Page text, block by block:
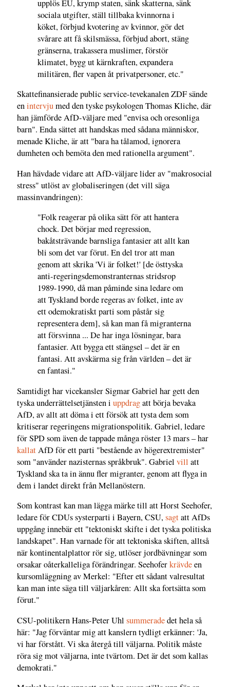
upplös EU, krymp staten, sänk skatterna, sänk
sociala utgifter, ställ tillbaka kvinnorna i
köket, förbjud kvotering av kvinnor, gör det
svårare att få skilsmässa, förbjud abort, stäng
gränserna, trakassera muslimer, förstör
klimatet, bygg ut kärnkraften, expandera
militären, fler vapen åt privatpersoner, etc."
Skattefinansierade public service-tevekanalen ZDF sände
enintervjumed den tyske psykologen Thomas Kliche, där
han jämförde AfD-väljare med "envisa och oresonliga
barn". Enda sättet att handskas med sådana människor,
menade Kliche, är att "bara ha tålamod, ignorera
dumheten och bemöta den med rationella argument".
Han hävdade vidare att AfD-väljare lider av "makrosocial
stress" utlöst av globaliseringen (det vill säga
massinvandringen):
"Folk reagerar på olika sätt för att hantera
chock. Det börjar med regression,
bakåtsträvande barnsliga fantasier att allt kan
bli som det var förut. En del tror att man
genom att skrika 'Vi är folket!' [de östtyska
anti-regeringsdemonstranternas stridsrop
1989-1990, då man påminde sina ledare om
att Tyskland borde regeras av folket, inte av
ett odemokratiskt parti som påstår sig
representera dem], så kan man få migranterna
att försvinna ... De har inga lösningar, bara
fantasier. Att bygga ett stängsel – det är en
fantasi. Att avskärma sig från världen – det är
en fantasi."
Samtidigt har vicekansler Sigmar Gabriel har gett den
tyska underrättelsetjänsten i uppdragatt börja bevaka
AfD, av allt att döma i ett försök att tysta dem som
kritiserar regeringens migrationspolitik. Gabriel, ledare
för SPD som även de tappade många röster 13 mars – har
kallatAfD för ett parti "bestående av högerextremister"
som "använder nazisternas språkbruk". Gabriel vill att
Tyskland ska ta in ännu fler migranter, genom att flyga in
dem i landet direkt från Mellanöstern.
Som kontrast kan man lägga märke till att Horst Seehofer,
ledare för CDUs systerparti i Bayern, CSU,sagtatt AfDs
uppgång innebär ett "tektoniskt skifte i det tyska politiska
landskapet". Han varnade för att tektoniska skiften, alltså
när kontinentalplattor rör sig, utlöser jordbävningar som
orsakar oåterkalleliga förändringar. Seehoferkrävdeen
kursomläggning av Merkel: "Efter ett sådant valresultat
kan man inte säga till väljarkåren: Allt ska fortsätta som
förut."
CSU-politikern Hans-Peter Uhl summeradedet hela så
här: "Jag förväntar mig att kanslern tydligt erkänner: 'Ja,
vi har förstått. Vi ska återgå till väljarna. Politik måste
röra sig mot väljarna, inte tvärtom. Det är det som kallas
demokrati."